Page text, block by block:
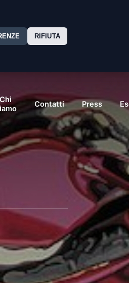
Chi
Contatti Press
RIFIUTA